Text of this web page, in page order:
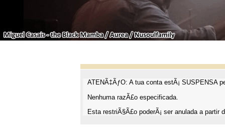
ATENÃ‡ÃƒO: A tua conta estÃ¡ SUSPENSA
Nenhuma razÃ£o especificada.
Esta restriÃ§Ã£o poderÃ¡ ser anulada a partir